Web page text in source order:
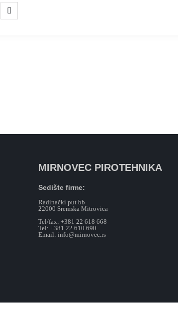
MIRNOVEC PIROTEHNIKA
Sedište firme:
Radinački put bb
22000 Sremska Mitrovica
Tel/fax: +381 22 618 668
Tel: +381 22 610 690
Email: info@mirnovec.rs